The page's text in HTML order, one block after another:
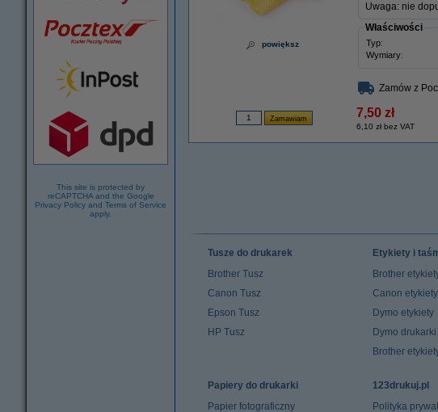
This site is protected by
reCAPTCHA and the Google
Privacy Policy and Terms of Service
apply.
powiększ
Uwaga: nie
Właściwości
Typ:
Wymiary:
Zamów z
7,50 zł
6,10 zł bez VAT
Tusze do drukarek
Brother Tusz
Canon Tusz
Epson Tusz
HP Tusz
Etykiety i
Brother
Canon etykiety
Dymo etykiety
Dymo drukarki
Brother
Papiery do drukarki
Papier fotograficzny
123drukuj.pl
Polityka